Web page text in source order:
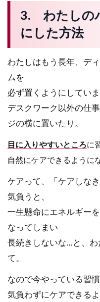
3. わたしの
にした方法
わたしはもう長年、デ
ムを
必ず置くようにしてい
デスクワーク以外の仕
ジの横に置いたり。
目に入りやすいところに
自然にケアできるように
ケアって、「ケアしな
気負うと、
一生懸命にエネルギー
なってしまい
長続きしないな…と、
て。
なので今やっている習
気負わずにケアできる